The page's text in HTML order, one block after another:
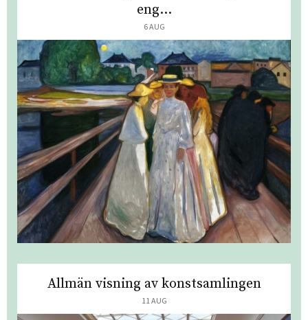
eng...
6 AUG
Allmän visning av konstsamlingen
11 AUG